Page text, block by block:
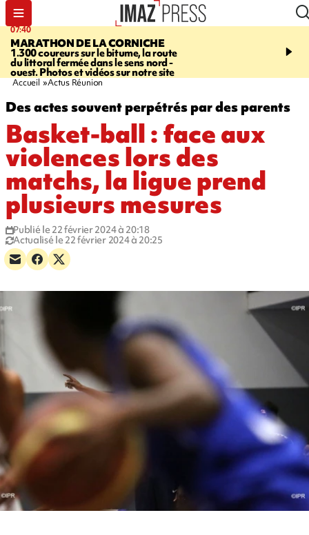
07:40
MARATHON DE LA CORNICHE
1.300 coureurs sur le bitume, la route
du littoral fermée dans le sens nord -
ouest. Photos et vidéos sur notre site
10:33
l’enfance - une
Accueil Actus Réunion
Des actes souvent perpétrés par des parents
Basket-ball : face aux
violences lors des
matchs, la ligue prend
plusieurs mesures
Publié le 22 février 2024 à 20:18
Actualisé le 22 février 2024 à 20:25